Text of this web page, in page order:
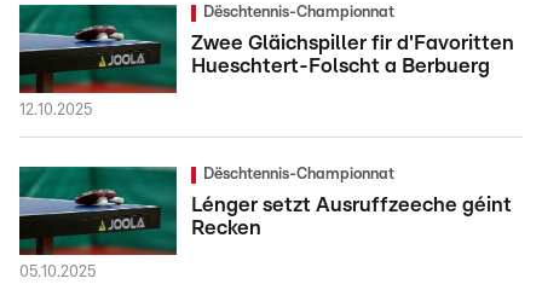
Dëschtennis-Championnat
Zwee Gläichspiller fir d'Favoritten
Hueschtert-Folscht a Berbuerg
12.10.2025
Dëschtennis-Championnat
Lénger setzt Ausruffzeeche géint
Recken
05.10.2025